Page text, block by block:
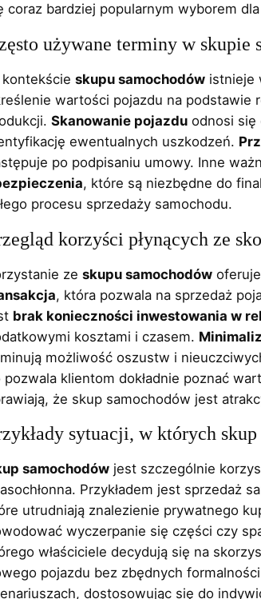
coraz bardziej popularnym wyborem
używane terminy w skupie
kontekście skupu samochodów istnieje
wartości pojazdu na podstawie
Skanowanie pojazdu odnosi się
ewentualnych uszkodzeń.
po podpisaniu umowy. Inne
, które są niezbędne do
procesu sprzedaży samochodu.
korzyści płynących ze
ze skupu samochodów
, która pozwala na sprzedaż
brak konieczności inwestowania w
kosztami i czasem.
możliwość oszustw i
pozwala klientom dokładnie poznać
że skup samochodów jest
sytuacji, w których
samochodów jest szczególnie
Przykładem jest sprzedaż
utrudniają znalezienie prywatnego
wyczerpanie się części czy
właściciele decydują się na
pojazdu bez zbędnych
dostosowując się do